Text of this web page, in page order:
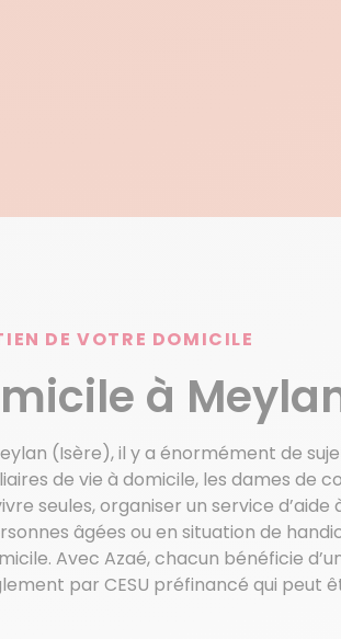
DE VOTRE DOMICILE
à
(Isère), il y a énormément de
de vie à domicile, les dames de
seules, organiser un service
âgées ou en situation de
Avec Azaé, chacun bénéficie
par CESU préfinancé qui peut